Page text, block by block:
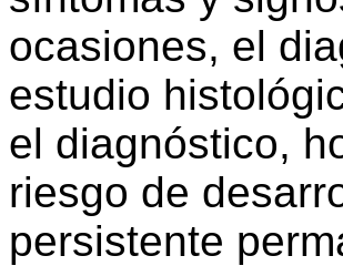
ocasiones, el
estudio
el diagnóstico,
riesgo de
persistente